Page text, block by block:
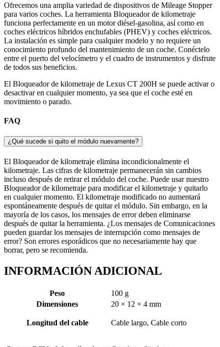
Ofrecemos una amplia variedad de dispositivos de Mileage Stopper
para varios coches. La herramienta Bloqueador de kilometraje
funciona perfectamente en un motor diésel-gasolina, así como en
coches eléctricos híbridos enchufables (PHEV) y coches eléctricos.
La instalación es simple para cualquier modelo y no requiere un
conocimiento profundo del mantenimiento de un coche. Conéctelo
entre el puerto del velocímetro y el cuadro de instrumentos y disfrute
de todos sus beneficios.
El Bloqueador de kilometraje de Lexus CT 200H se puede activar o
desactivar en cualquier momento, ya sea que el coche esté en
movimiento o parado.
FAQ
¿Qué sucede si quito el módulo nuevamente?
El Bloqueador de kilometraje elimina incondicionalmente el
kilometraje. Las cifras de kilometraje permanecerán sin cambios
incluso después de retirar el módulo del coche. Puede usar nuestro
Bloqueador de kilometraje para modificar el kilometraje y quitarlo
en cualquier momento. El kilometraje modificado no aumentará
espontáneamente después de quitar el módulo. Sin embargo, en la
mayoría de los casos, los mensajes de error deben eliminarse
después de quitar la herramienta. ¿Los mensajes de Comunicaciones
pueden guardar los mensajes de interrupción como mensajes de
error? Son errores esporádicos que no necesariamente hay que
borrar, pero se recomienda.
INFORMACIÓN ADICIONAL
Peso
100 g
Dimensiones
20 × 12 × 4 mm
Longitud del cable Cable largo, Cable corto